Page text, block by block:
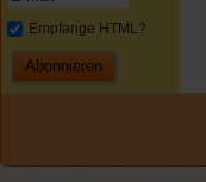
Empfange HTML?